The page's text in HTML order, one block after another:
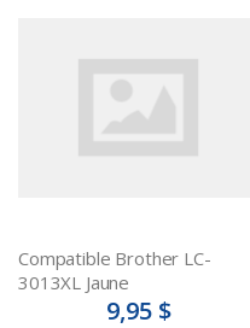
Compatible Brother LC-
3013XL Jaune
9,95 $